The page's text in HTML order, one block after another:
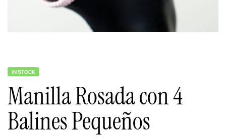
IN STOCK
Manilla Rosada con 4
Balines Pequeños